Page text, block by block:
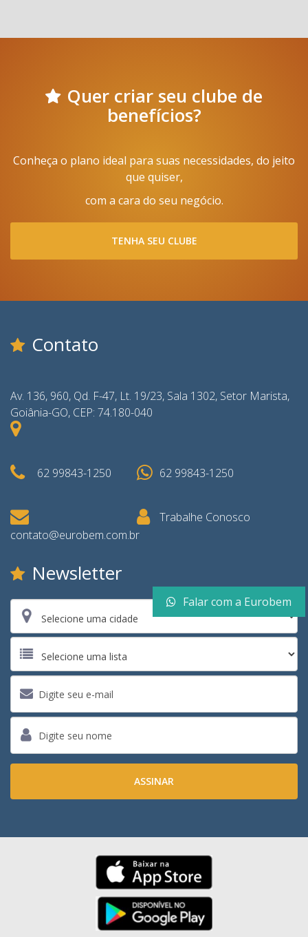
Quer criar seu clube de
benefícios?
Conheça o plano ideal para suas necessidades, do jeito
que quiser,
com a cara do seu negócio.
TENHA SEU CLUBE
Contato
Av. 136, 960, Qd. F-47, Lt. 19/23, Sala 1302, Setor Marista,
Goiânia-GO, CEP: 74.180-040
62 99843-1250 62 99843-1250
contato@eurobem.com.br
Trabalhe Conosco
Newsletter
Falar com a Eurobem